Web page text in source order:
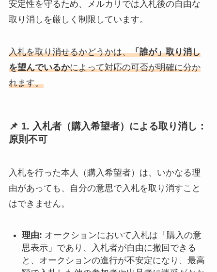
安定性を守るため、メルカリでは入札後の自由な
取り消しを厳しく制限しています。
入札を取り消せるかどうかは、「誰が」取り消し
を望んでいるかによって対応の可否が明確に分か
れます。
📌 1. 入札者（購入希望者）による取り消し：
原則不可
入札を行った本人（購入希望者）は、いかなる理
由があっても、自分の意思で入札を取り消すこと
はできません。
理由: オークションにおいて入札は「購入の意
思表示」であり、入札者が自由に撤回できる
と、オークションの進行が不安定になり、最高